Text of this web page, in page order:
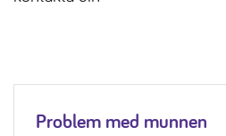
Problem med munnen